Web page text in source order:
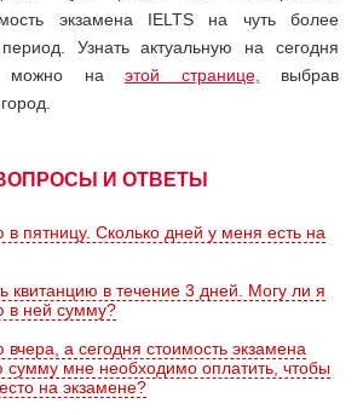
экзамена IELTS на чуть более
Узнать актуальную на сегодня
можно на этой странице,
выбрав
И ОТВЕТЫ
в пятницу. Сколько дней у меня есть на
квитанцию в течение 3 дней. Могу ли я
в ней сумму?
вчера, а сегодня стоимость экзамена
сумму мне необходимо оплатить, чтобы
на экзамене?